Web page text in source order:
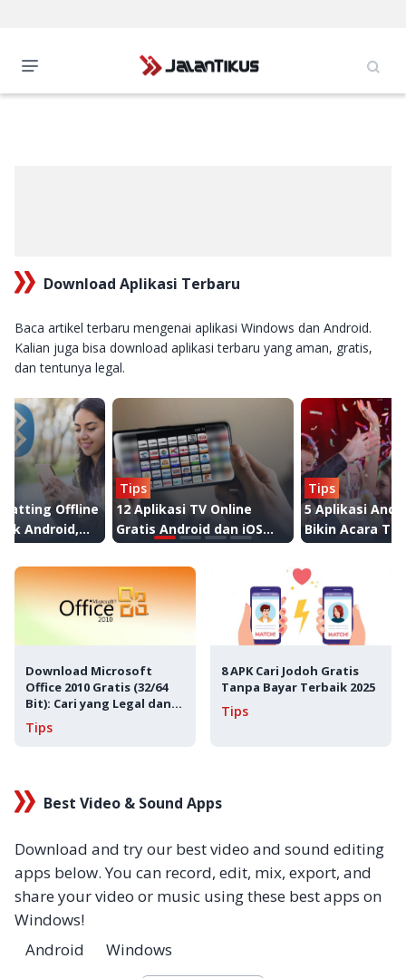
Download Aplikasi Terbaru
Baca artikel terbaru mengenai aplikasi Windows dan Android.
Kalian juga bisa download aplikasi terbaru yang aman, gratis,
dan tentunya legal.
Offline
Android,
Tips
12 Aplikasi TV Online
Gratis Android dan iOS
Terbaik 2026
Tips
5 Aplikasi
Bikin Acara
Makin Seru!
Download Microsoft
Office 2010 Gratis (32/64
Bit): Cari yang Legal dan
Aman!
Tips
8 APK Cari Jodoh Gratis
Tanpa Bayar Terbaik 2025
Tips
Best Video & Sound Apps
Download and try our best video and sound editing
apps below. You can record, edit, mix, export, and
share your video or music using these best apps on
Windows!
Android
Windows